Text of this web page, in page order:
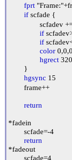
fprt
if scfade {			; フェード処理
if
if
color
hgrect
hgsync 15			; 時間待ち
return
*fadein
return
*fadeout